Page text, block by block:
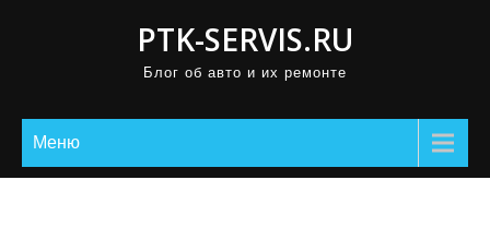
PTK-SERVIS.RU
Блог об авто и их ремонте
Меню